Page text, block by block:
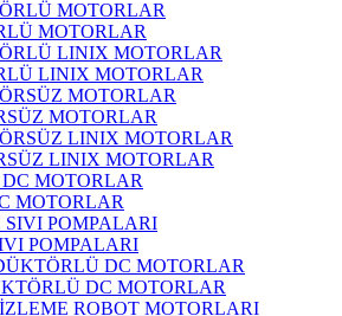
MOTORLAR
LINIX MOTORLAR
MOTORLAR
LINIX MOTORLAR
MOTORLAR
POMPALARI
DC MOTORLAR